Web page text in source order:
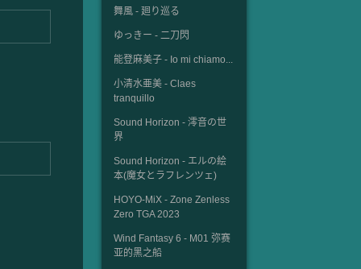
舞風 - 廻り巡る
ゆっきー - 二刀閃
能登麻美子 - Io mi chiamo...
小清水亜美 - Claes
tranquillo
Sound Horizon - 澪音の世
界
Sound Horizon - エルの絵
本(魔女とラフレンツェ)
HOYO-MiX - Zone Zenless
Zero TGA 2023
Wind Fantasy 6 - M01 弥赛
亚的黑之船